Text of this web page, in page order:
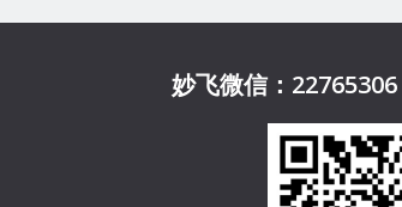
妙飞微信：22765306